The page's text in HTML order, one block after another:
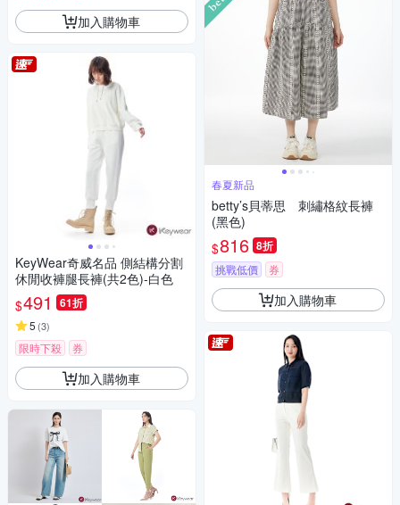
加入購物車
KeyWear奇威名品 側結構分割
休閒收褲腿長褲(共2色)-白色
$491 61折
5 (3)
限時下殺 券
加入購物車
春夏新品
betty’s貝蒂思 刺繡格紋長褲
(黑色)
$816 8折
挑戰低價 券
加入購物車